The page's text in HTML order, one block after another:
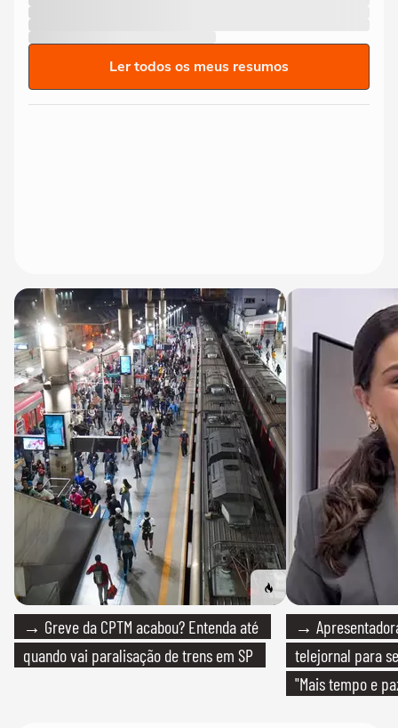
Ler todos os meus resumos
→ Greve da CPTM acabou? Entenda até
quando vai paralisação de trens em SP
→
telejornal para
"Mais tempo e